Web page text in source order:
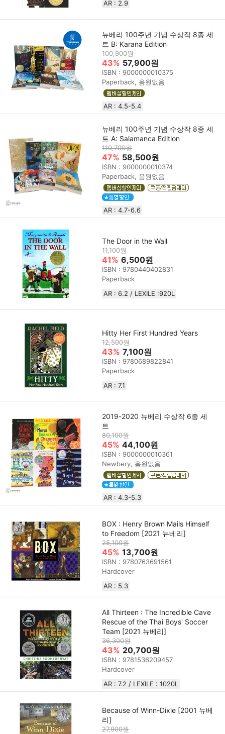
AR : 2.9
뉴베리 100주년 기념 수상작 8종 세
트 B: Karana Edition
100,900원
43% 57,900원
ISBN : 9000000010375
Paperback, 음원없음
AR : 4.5-5.4
뉴베리 100주년 기념 수상작 8종 세
트 A: Salamanca Edition
110,700원
47% 58,500원
ISBN : 9000000010374
Paperback, 음원없음
AR : 4.7-6.6
The Door in the Wall
11,100원
41% 6,500원
ISBN : 9780440402831
Paperback
AR : 6.2 / LEXILE :920L
Hitty Her First Hundred Years
12,500원
43% 7,100원
ISBN : 9780689822841
Paperback
AR : 7.1
2019-2020 뉴베리 수상작 6종 세
트
80,100원
45% 44,100원
ISBN : 9000000010361
Newbery, 음원없음
AR : 4.3-5.3
BOX : Henry Brown Mails Himself
to Freedom [2021 뉴베리]
25,100원
45% 13,700원
ISBN : 9780763691561
Hardcover
AR : 5.3
All Thirteen : The Incredible Cave
Rescue of the Thai Boys' Soccer
Team [2021 뉴베리]
36,300원
43% 20,700원
ISBN : 9781536209457
Hardcover
AR : 7.2 / LEXILE : 1020L
Because of Winn-Dixie [2001 뉴베
리]
27,900원